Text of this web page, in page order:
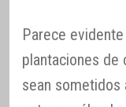
Parece
plantaciones de
sean sometidos